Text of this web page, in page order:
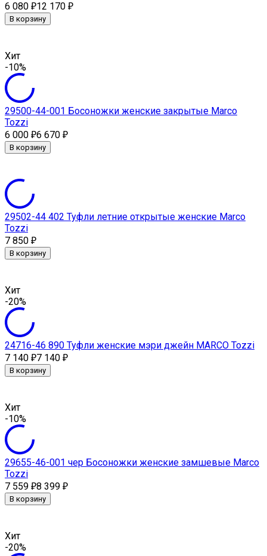
6 080 ₽12 170 ₽
В корзину
Хит
-10%
29500-44-001 Босоножки женские закрытые Marсo
Tozzi
6 000 ₽6 670 ₽
В корзину
29502-44 402 Туфли летние открытые женские Marco
Tozzi
7 850 ₽
В корзину
Хит
-20%
24716-46 890 Туфли женские мэри джейн MARCO Tozzi
7 140 ₽7 140 ₽
В корзину
Хит
-10%
29655-46-001 чер Босоножки женские замшевые Marсo
Tozzi
7 559 ₽8 399 ₽
В корзину
Хит
-20%